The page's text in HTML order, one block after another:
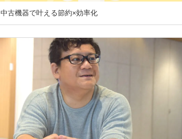
中古機器で叶える節約×効率化